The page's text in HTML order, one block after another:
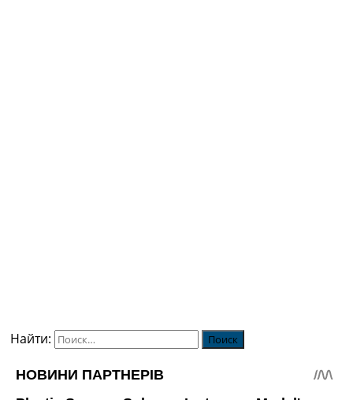
Найти: